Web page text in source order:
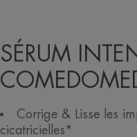
SÉRUM
Corrige & Lisse les
cicatricielles*